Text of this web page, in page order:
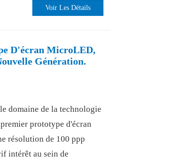
Voir Les Détails
D'écran MicroLED,
Génération.
domaine de la technologie
prototype d'écran
résolution de 100 ppp
intérêt au sein de